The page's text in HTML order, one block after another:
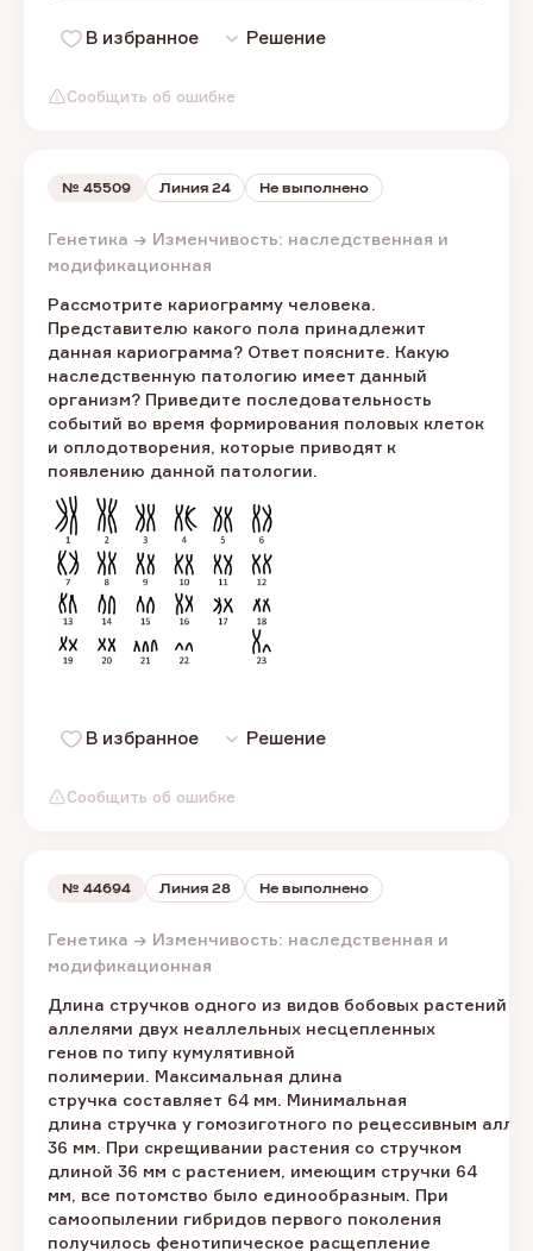
Сообщить об ошибке
В избранное Решение
№ 45509 Линия 24 Не выполнено
Сообщить об ошибке
Генетика → Изменчивость: наследственная и
модификационная
Рассмотрите кариограмму человека.
Представителю какого пола принадлежит
данная кариограмма? Ответ поясните. Какую
наследственную патологию имеет данный
организм? Приведите последовательность
событий во время формирования половых клеток
и оплодотворения, которые приводят к
появлению данной патологии.
В избранное Решение
№ 44694 Линия 28 Не выполнено
Генетика → Изменчивость: наследственная и
модификационная
Длина стручков одного из видов бобовых растений
аллелями двух неаллельных несцепленных
генов по типу кумулятивной
полимерии. Максимальная длина
стручка составляет 64 мм. Минимальная
длина стручка у гомозиготного по рецессивным
36 мм. При скрещивании растения со стручком
длиной 36 мм с растением, имеющим стручки 64
мм, все потомство было единообразным. При
самоопылении гибридов первого поколения
получилось фенотипическое расщепление